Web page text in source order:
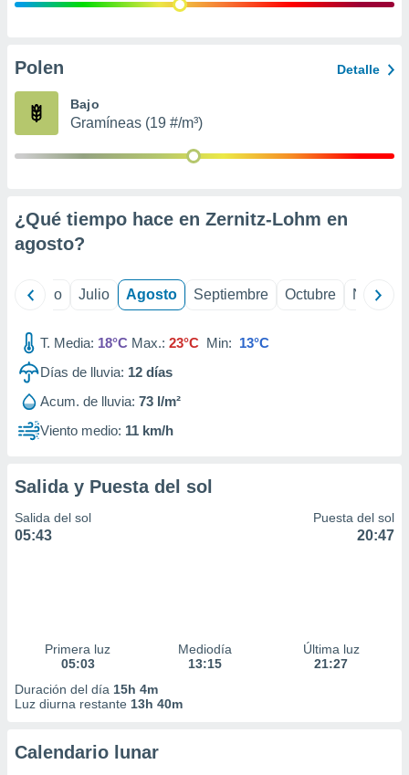
e
publicidad
Polen Detalle
Bajo
Gramíneas (19 #/m³)
¿Qué tiempo hace en Zernitz-Lohm en
agosto?
Junio Julio Agosto Septiembre Octubre
T. Media: 18°C Max.: 23°C Min: 13°C
Días de lluvia: 12 días
Acum. de lluvia: 73 l/m²
Viento medio: 11 km/h
Salida y Puesta del sol
Salida del sol
05:43
Puesta del sol
20:47
Primera luz
05:03
Mediodía
13:15
Última luz
21:27
Duración del día 15h 4m
Luz diurna restante 13h 40m
Calendario lunar